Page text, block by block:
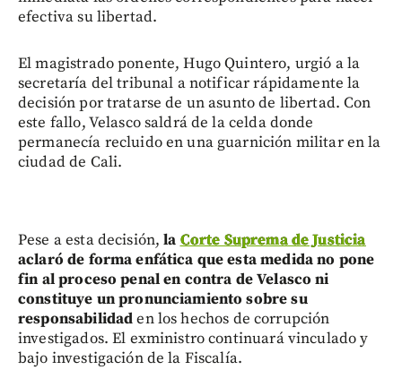
efectiva su libertad.
El magistrado ponente, Hugo Quintero, urgió a la
secretaría del tribunal a notificar rápidamente la
decisión por tratarse de un asunto de libertad. Con
este fallo, Velasco saldrá de la celda donde
permanecía recluido en una guarnición militar en la
ciudad de Cali.
Pese a esta decisión,la Corte Suprema de Justicia
aclaró de forma enfática que esta medida no pone
fin al proceso penal en contra de Velasco ni
constituye un pronunciamiento sobre su
responsabilidaden los hechos de corrupción
investigados. El exministro continuará vinculado y
bajo investigación de la Fiscalía.